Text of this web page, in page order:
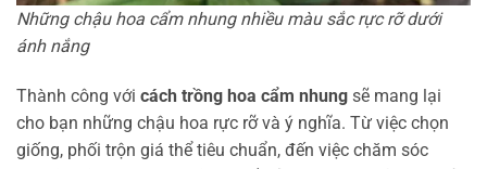
Những chậu hoa cẩm nhung nhiều màu sắc rực rỡ dưới
ánh nắng
Thành công với cách trồng hoa cẩm nhung sẽ mang lại
cho bạn những chậu hoa rực rỡ và ý nghĩa. Từ việc chọn
giống, phối trộn giá thể tiêu chuẩn, đến việc chăm sóc